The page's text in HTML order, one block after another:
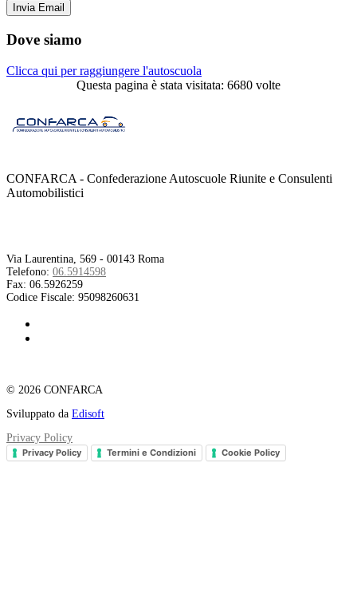
Dove siamo
Clicca qui per raggiungere l'autoscuola
Questa pagina è stata visitata: 6680 volte
CONFARCA - Confederazione Autoscuole Riunite e Consulenti
Automobilistici
Via Laurentina, 569 - 00143 Roma
Telefono: 06.5914598
Fax: 06.5926259
Codice Fiscale: 95098260631
© 2026 CONFARCA
Sviluppato da Edisoft
Privacy Policy
Privacy Policy Termini e Condizioni Cookie Policy